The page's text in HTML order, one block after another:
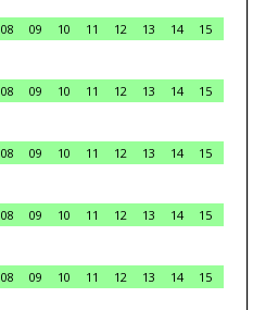
08 09 10 11 12 13 14
15
08 09 10 11 12 13 14
15
08 09 10 11 12 13 14
15
08 09 10 11 12 13 14
15
08 09 10 11 12 13 14
15